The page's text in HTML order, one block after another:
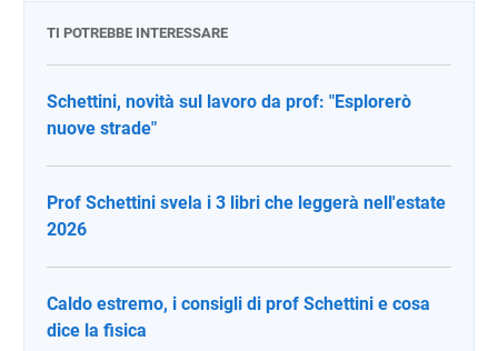
TI POTREBBE INTERESSARE
Schettini, novità sul lavoro da prof: "Esplorerò
nuove strade"
Prof Schettini svela i 3 libri che leggerà nell'estate
2026
Caldo estremo, i consigli di prof Schettini e cosa
dice la fisica